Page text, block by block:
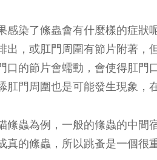
感染了絛蟲會有什麼樣的症狀
出，或肛門周圍有節片附著，
口的節片會蠕動，會使得肛門
肛門周圍也是可能發生現象，
絛蟲為例，一般的絛蟲的中間
真的絛蟲，所以跳蚤是一個很